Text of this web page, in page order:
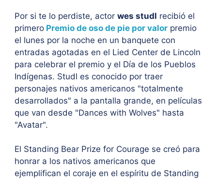
Por si te lo perdiste, actor wes studl recibió el
primero Premio de oso de pie por valor premio
el lunes por la noche en un banquete con
entradas agotadas en el Lied Center de Lincoln
para celebrar el premio y el Día de los Pueblos
Indígenas. Studl es conocido por traer
personajes nativos americanos "totalmente
desarrollados" a la pantalla grande, en películas
que van desde "Dances with Wolves" hasta
"Avatar".
El Standing Bear Prize for Courage se creó para
honrar a los nativos americanos que
ejemplifican el coraje en el espíritu de Standing